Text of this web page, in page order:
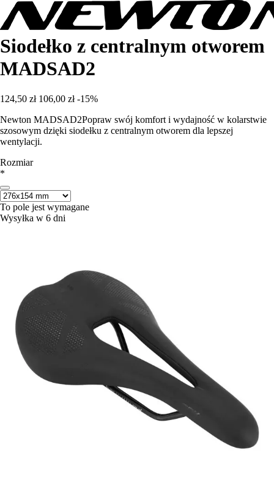
Siodełko z centralnym otworem
MADSAD2
124,50 zł 106,00 zł -15%
Newton MADSAD2Popraw swój komfort i wydajność w kolarstwie
szosowym dzięki siodełku z centralnym otworem dla lepszej
wentylacji.
Rozmiar
*
To pole jest wymagane
Wysyłka w 6 dni